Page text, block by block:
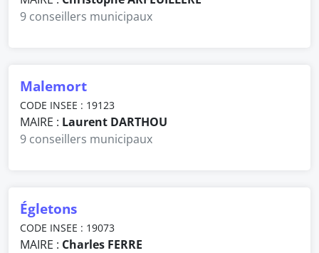
9 conseillers municipaux
Malemort
CODE INSEE : 19123
MAIRE : Laurent DARTHOU
9 conseillers municipaux
Égletons
CODE INSEE : 19073
MAIRE : Charles FERRE